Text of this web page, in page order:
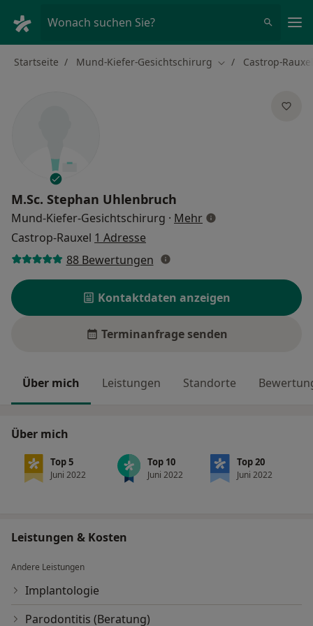
Wonach suchen Sie?
Startseite Mund-Kiefer-Gesichtschirurg Stadt ändern
Castrop-Rauxel
M.Sc. Stephan Uhlenbruch
Mund-Kiefer-Gesichtschirurg · Mehrüber
Castrop-Rauxel 1 Adresse
88 Bewertungen
Kontaktdaten anzeigen
Terminanfrage senden
Über mich Leistungen Standorte
Über mich
Top 5
Juni 2022
Top 10
Juni 2022
Top 20
Juni 2022
Leistungen & Kosten
Andere Leistungen
Implantologie
Parodontitis (Beratung)